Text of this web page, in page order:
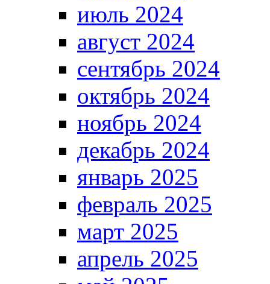
июль 2024
август 2024
сентябрь 2024
октябрь 2024
ноябрь 2024
декабрь 2024
январь 2025
февраль 2025
март 2025
апрель 2025